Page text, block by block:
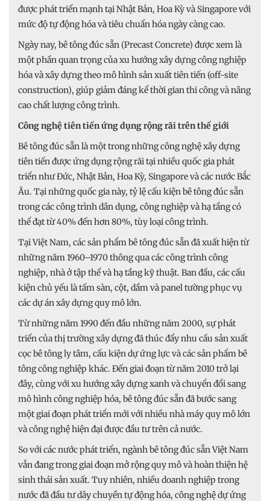
được phát triển mạnh tại Nhật Bản, Hoa Kỳ và Singapore với
mức độ tự động hóa và tiêu chuẩn hóa ngày càng cao.
Ngày nay, bê tông đúc sẵn (Precast Concrete) được xem là
một phần quan trọng của xu hướng xây dựng công nghiệp
hóa và xây dựng theo mô hình sản xuất tiên tiến (off-site
construction), giúp giảm đáng kể thời gian thi công và nâng
cao chất lượng công trình.
Công nghệ tiên tiến ứng dụng rộng rãi trên thế giới
Bê tông đúc sẵn là một trong những công nghệ xây dựng
tiên tiến được ứng dụng rộng rãi tại nhiều quốc gia phát
triển như Đức, Nhật Bản, Hoa Kỳ, Singapore và các nước Bắc
Âu. Tại những quốc gia này, tỷ lệ cấu kiện bê tông đúc sẵn
trong các công trình dân dụng, công nghiệp và hạ tầng có
thể đạt từ 40% đến hơn 80%, tùy loại công trình.
Tại Việt Nam, các sản phẩm bê tông đúc sẵn đã xuất hiện từ
những năm 1960–1970 thông qua các công trình công
nghiệp, nhà ở tập thể và hạ tầng kỹ thuật. Ban đầu, các cấu
kiện chủ yếu là tấm sàn, cột, dầm và panel tường phục vụ
các dự án xây dựng quy mô lớn.
Từ những năm 1990 đến đầu những năm 2000, sự phát
triển của thị trường xây dựng đã thúc đẩy nhu cầu sản xuất
cọc bê tông ly tâm, cấu kiện dự ứng lực và các sản phẩm bê
tông công nghiệp khác. Đến giai đoạn từ năm 2010 trở lại
đây, cùng với xu hướng xây dựng xanh và chuyển đổi sang
mô hình công nghiệp hóa, bê tông đúc sẵn đã bước sang
một giai đoạn phát triển mới với nhiều nhà máy quy mô lớn
và công nghệ hiện đại được đầu tư trên cả nước.
So với các nước phát triển, ngành bê tông đúc sẵn Việt Nam
vẫn đang trong giai đoạn mở rộng quy mô và hoàn thiện hệ
sinh thái sản xuất. Tuy nhiên, nhiều doanh nghiệp trong
nước đã đầu tư dây chuyền tự động hóa, công nghệ dự ứng